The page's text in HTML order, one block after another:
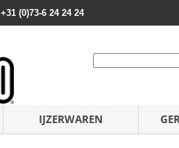
+31 (0)73-6 24 24 24
IJZERWAREN